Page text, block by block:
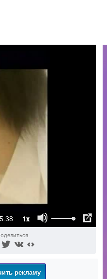
1x
рекламу